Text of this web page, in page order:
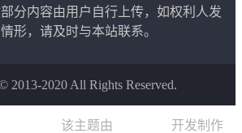
分内容由用户自行上传，如权利人发
形，请及时与本站联系。
2013-2020 All Rights Reserved.
该主题由 开发制作